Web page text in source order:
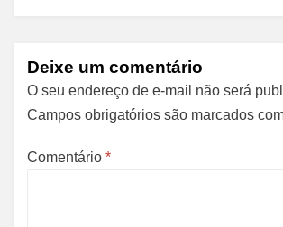
Deixe um comentário
O seu endereço de e-mail não será
Campos obrigatórios são marcados
Comentário *